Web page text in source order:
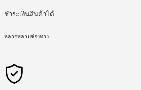
ชำระเงินสินค้าได้
หลากหลายช่องทาง